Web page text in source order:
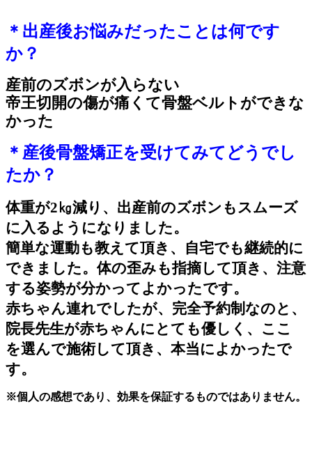
＊出産後お悩みだったことは何です
か？
産前のズボンが入らない
帝王切開の傷が痛くて骨盤ベルトができな
かった
＊産後骨盤矯正を受けてみてどうでし
たか？
体重が2㎏減り、出産前のズボンもスムーズ
に入るようになりました。
簡単な運動も教えて頂き、自宅でも継続的に
できました。体の歪みも指摘して頂き、注意
する姿勢が分かってよかったです。
赤ちゃん連れでしたが、完全予約制なのと、
院長先生が赤ちゃんにとても優しく、ここ
を選んで施術して頂き、本当によかったで
す。
※個人の感想であり、効果を保証するものではありません。